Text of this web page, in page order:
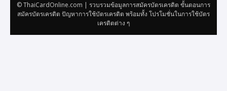
© ThaiCardOnline.com | รวบรวมข้อมูลการสมัครบัตรเครดิต ขั้นตอนการ
สมัครบัตรเครดิต ปัญหาการใช้บัตรเครดิต พร้อมทั้ง โปรโมชั่นในการใช้บัตร
เครดิตต่าง ๆ